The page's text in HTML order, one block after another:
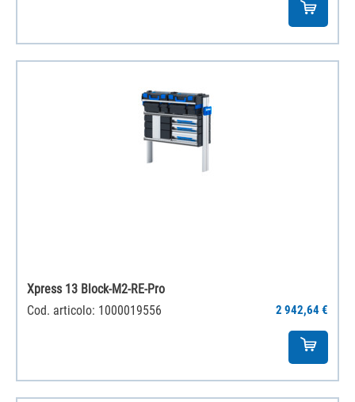
Xpress 13 Block-M2-RE-Pro
Cod. articolo: 1000019556
2 942,64 €